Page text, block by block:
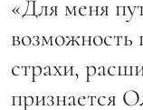
«Для меня
возможность
страхи,
признается